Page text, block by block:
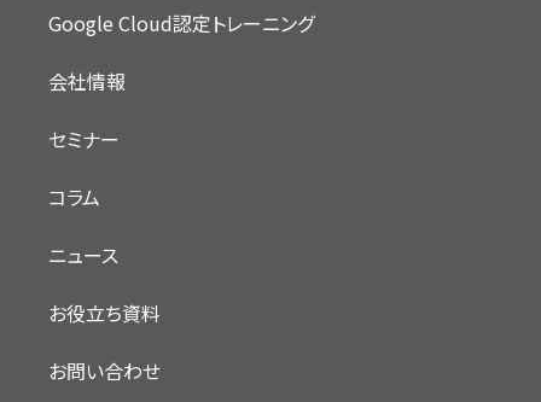
Google Cloud認定トレーニング
会社情報
セミナー
コラム
ニュース
お役立ち資料
お問い合わせ